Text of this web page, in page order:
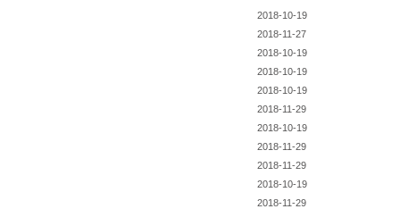
2018-10-19
2018-11-27
2018-10-19
2018-10-19
2018-10-19
2018-11-29
2018-10-19
2018-11-29
2018-11-29
2018-10-19
2018-11-29